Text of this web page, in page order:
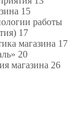
15
работы
17
магазина 17
20
магазина 26